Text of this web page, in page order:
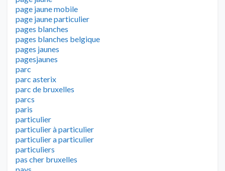
page jaune mobile
page jaune particulier
pages blanches
pages blanches belgique
pages jaunes
pagesjaunes
parc
parc asterix
parc de bruxelles
parcs
paris
particulier
particulier à particulier
particulier a particulier
particuliers
pas cher bruxelles